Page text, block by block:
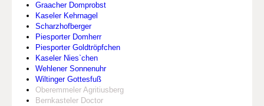
Graacher Domprobst
Kaseler Kehrnagel
Scharzhofberger
Piesporter Domherr
Piesporter Goldtröpfchen
Kaseler Nies`chen
Wehlener Sonnenuhr
Wiltinger Gottesfuß
Oberemmeler Agritiusberg
Bernkasteler Doctor